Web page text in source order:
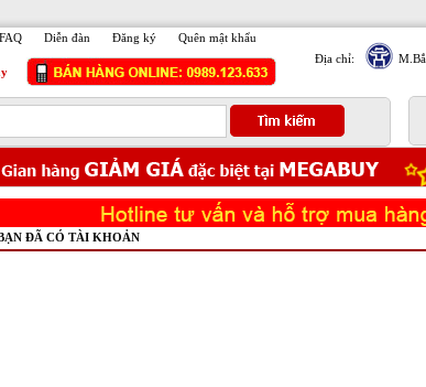
FAQ Diễn đàn Đăng ký
Quên mật khẩu
Địa chỉ:
ĐÃ CÓ TÀI KHOẢN